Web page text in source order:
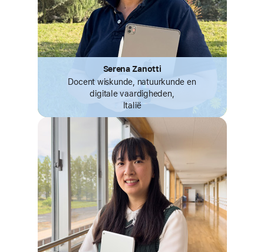
Serena Zanotti
Docent wiskunde, natuurkunde en
digitale vaardigheden,
Italië